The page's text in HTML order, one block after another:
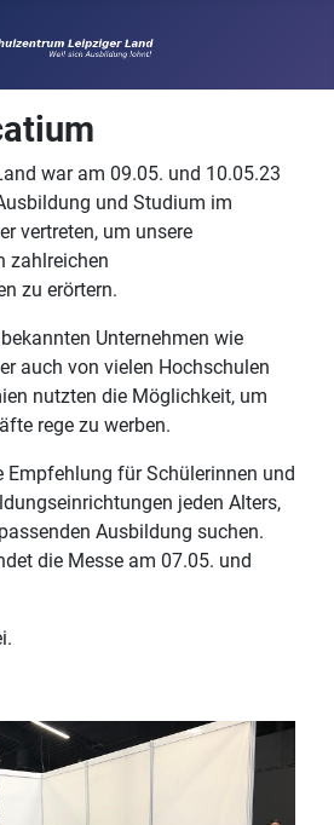
war am 09.05. und 10.05.23
und Studium im
vertreten, um unsere
zahlreichen
zu erörtern.
Unternehmen wie
auch von vielen Hochschulen
nutzten die Möglichkeit, um
rege zu werben.
Empfehlung für Schülerinnen und
jeden Alters,
Ausbildung suchen.
die Messe am 07.05. und